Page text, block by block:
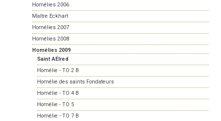
Homélies 2006
Maître Eckhart
Homélies 2007
Homélies 2008
Homélies 2009
Saint AElred
Homélie - TO 2 B
Homélie des saints Fondateurs
Homélie - TO 4 B
Homélie - TO 5
Homélie - TO 7 B